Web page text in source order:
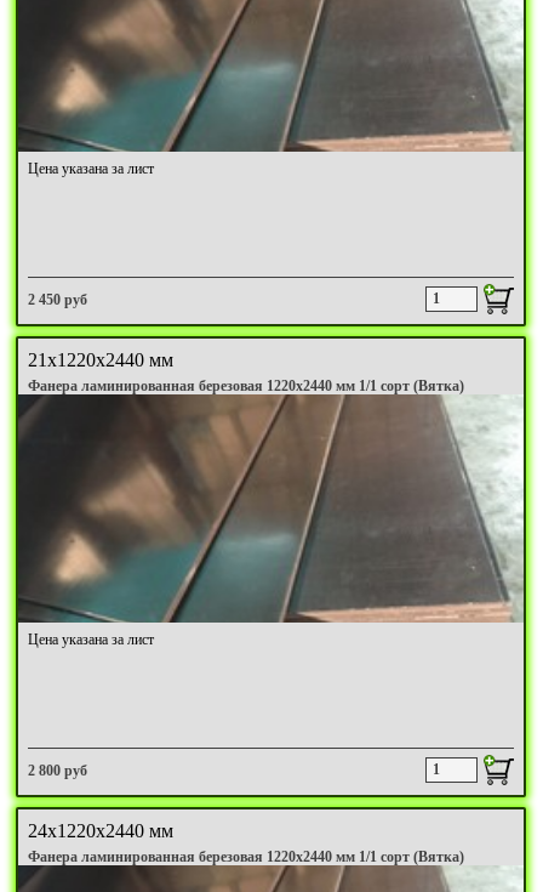
Цена указана за лист
2 450 руб
21х1220х2440 мм
Фанера ламинированная березовая 1220х2440 мм 1/1 сорт (Вятка)
Цена указана за лист
2 800 руб
24х1220х2440 мм
Фанера ламинированная березовая 1220х2440 мм 1/1 сорт (Вятка)